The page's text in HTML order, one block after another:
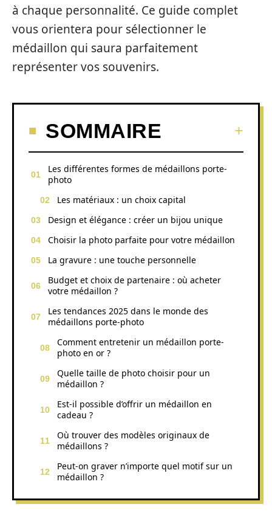
à chaque personnalité. Ce guide complet
vous orientera pour sélectionner le
médaillon qui saura parfaitement
représenter vos souvenirs.
SOMMAIRE
Les différentes formes de médaillons porte-
photo
Les matériaux : un choix capital
Design et élégance : créer un bijou unique
Choisir la photo parfaite pour votre médaillon
La gravure : une touche personnelle
Budget et choix de partenaire : où acheter
votre médaillon ?
Les tendances 2025 dans le monde des
médaillons porte-photo
Comment entretenir un médaillon porte-
photo en or ?
Quelle taille de photo choisir pour un
médaillon ?
Est-il possible d’offrir un médaillon en
cadeau ?
Où trouver des modèles originaux de
médaillons ?
Peut-on graver n’importe quel motif sur un
médaillon ?